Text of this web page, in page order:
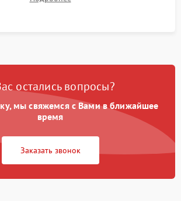
стуков и протечек под корпусом.
остались вопросы?
мы свяжемся с Вами в ближайшее
время
Заказать звонок